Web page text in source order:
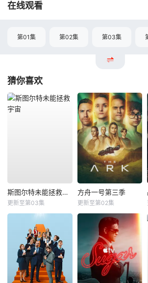
在线观看
第01集 第02集 第03集
猜你喜欢
斯图尔特未能拯救宇宙
更新至第03集
方舟一号第三季
更新至第02集